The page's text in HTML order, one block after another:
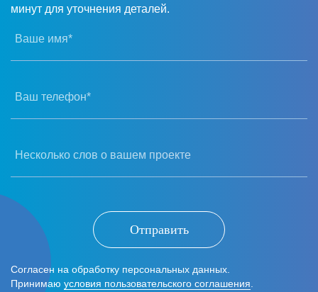
минут для уточнения деталей.
Ваше имя*
Ваш телефон*
Несколько слов о вашем проекте
Отправить
Согласен на обработку персональных данных.
Принимаю условия пользовательского соглашения